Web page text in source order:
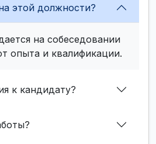
этой должности?
на собеседовании
опыта и квалификации.
к кандидату?